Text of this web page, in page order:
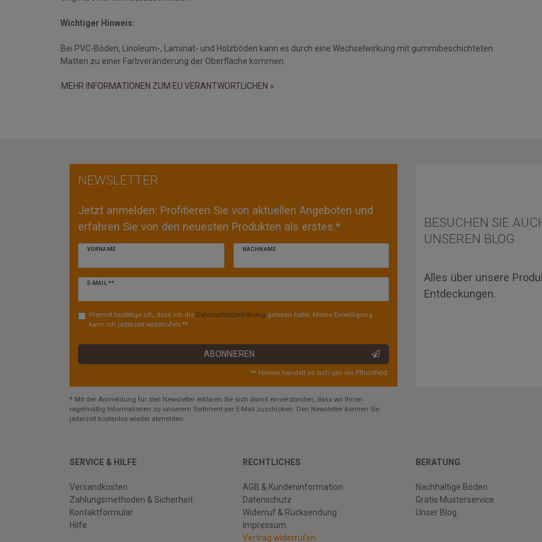
Wichtiger Hinweis:
Bei PVC-Böden, Linoleum-, Laminat- und Holzböden kann es durch eine Wechselwirkung mit gummibeschichteten
Matten zu einer Farbveränderung der Oberfläche kommen.
MEHR INFORMATIONEN ZUM EU VERANTWORTLICHEN »
NEWSLETTER
Jetzt anmelden: Profitieren Sie von aktuellen Angeboten und
erfahren Sie von den neuesten Produkten als erstes.*
VORNAME NACHNAME
E-MAIL **
Newsletter
Hiermit bestätige ich, dass ich die Daten­schutz­erklärung gelesen habe. Meine Einwilligung
kann ich jederzeit widerrufen.**
ABONNIEREN
** Hierbei handelt es sich um ein Pflichtfeld.
BESUCHEN SIE
UNSEREN BLOG
Alles über unsere
Entdeckungen.
* Mit der Anmeldung für den Newsletter erklären Sie sich damit einverstanden, dass wir Ihnen
regelmäßig Informationen zu unserem Sortiment per E-Mail zuschicken. Den Newsletter können Sie
jederzeit kostenlos wieder abmelden.
SERVICE & HILFE
Versandkosten
Zahlungsmethoden & Sicherheit
Kontaktformular
Hilfe
RECHTLICHES
AGB & Kundeninformation
Datenschutz
Widerruf & Rücksendung
Impressum
Vertrag widerrufen
BERATUNG
Nachhaltige Böden
Gratis Musterservice
Unser Blog